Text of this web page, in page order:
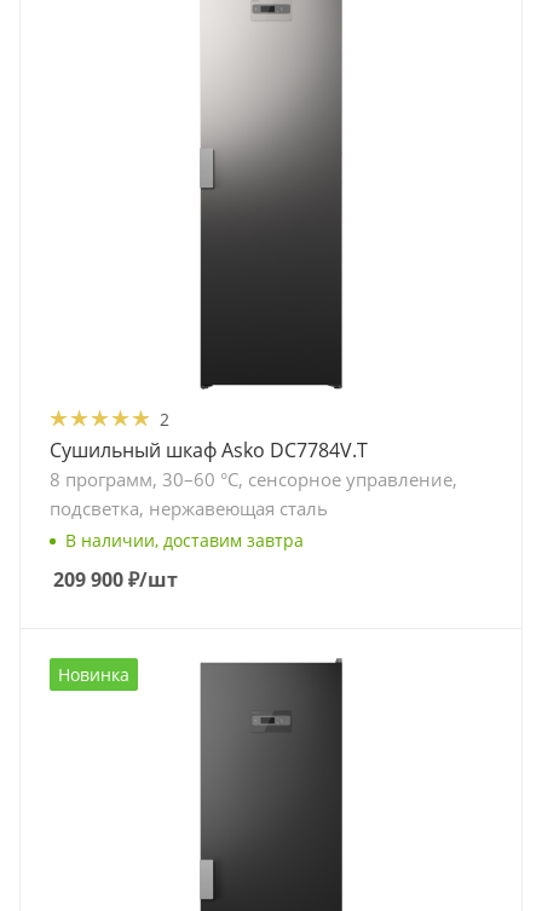
2
Сушильный шкаф Asko DC7784V.T
8 программ, 30–60 °C, сенсорное управление,
подсветка, нержавеющая сталь
В наличии, доставим завтра
209 900₽/шт
Новинка